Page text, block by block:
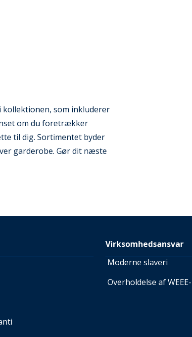
som inkluderer
om du foretrækker
til dig. Sortimentet byder
garderobe. Gør dit næste
Virksomhedsansvar
Moderne slaveri
Overholdelse af